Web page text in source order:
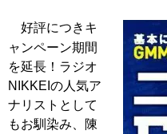
好評につきキ
ャンペーン期間
を延長！ラジオ
NIKKEIの人気ア
ナリストとして
もお馴染み、陳